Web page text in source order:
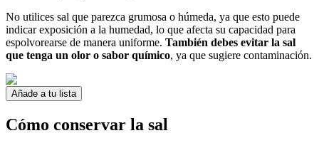
No utilices sal que parezca grumosa o húmeda, ya que esto puede
indicar exposición a la humedad, lo que afecta su capacidad para
espolvorearse de manera uniforme. También debes evitar la sal
que tenga un olor o sabor químico, ya que sugiere contaminación.
Añade a tu lista
Cómo conservar la sal